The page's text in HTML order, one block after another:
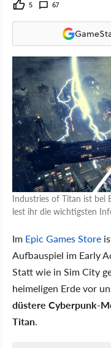
5 67
Industries of Titan ist bei
lest ihr die wichtigsten
Im Epic Games Store
Aufbauspiel im Early
Statt wie in Sim City
heimeligen Erde vor
düstere Cyberpunk-
Titan.